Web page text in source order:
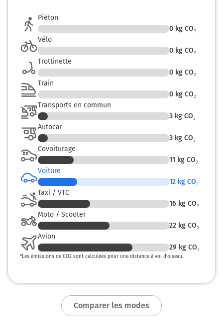
E402
A28
ABBEVILLE
114 km
Sortir et rejoindre D920. Continuer sur 450 mètres
FOUCARMONT
LONDINIÈRES
124 km
Au rond-point, prendre la 4ème sortie sur D920 (Route
de Dieppe) et continuer sur 1,1 kilomètre
Callengeville
125 km
126 km
Piéton
0 kg CO₂
Vélo
0 kg CO₂
Trottinette
0 kg CO₂
Train
0 kg CO₂
Transports en commun
3 kg CO₂
Autocar
3 kg CO₂
Covoiturage
11 kg CO₂
Voiture
12 kg CO₂
Taxi / VTC
16 kg CO₂
Moto / Scooter
22 kg CO₂
Avion
29 kg CO₂
*Les émissions de CO2 sont calculées pour une distance à vol d’oiseau.
Comparer les modes